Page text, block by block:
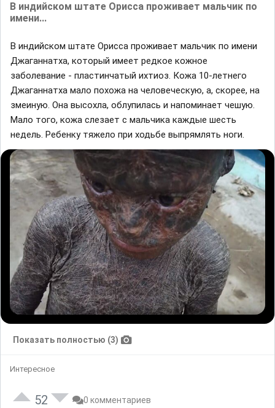
В индийском штате Орисса проживает мальчик по
имени...
В индийском штате Орисса проживает мальчик по имени
Джаганнатха, который имеет редкое кожное
заболевание - пластинчатый ихтиоз. Кожа 10-летнего
Джаганнатха мало похожа на человеческую, а, скорее, на
змеиную. Она высохла, облупилась и напоминает чешую.
Мало того, кожа слезает с мальчика каждые шесть
недель. Ребенку тяжело при ходьбе выпрямлять ноги.
Показать полностью (3)
Интересное
52 0 комментариев